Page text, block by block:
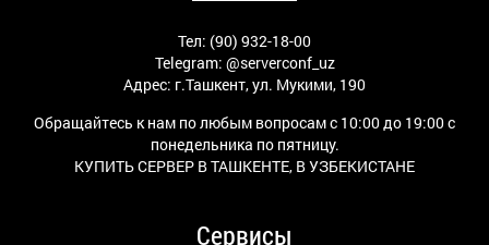
Тел: (90) 932-18-00
Telegram: @serverconf_uz
Адрес: г.Ташкент, ул. Мукими, 190
Обращайтесь к нам по любым вопросам с 10:00 до 19:00 с
понедельника по пятницу.
КУПИТЬ СЕРВЕР В ТАШКЕНТЕ, В УЗБЕКИСТАНЕ
Сервисы